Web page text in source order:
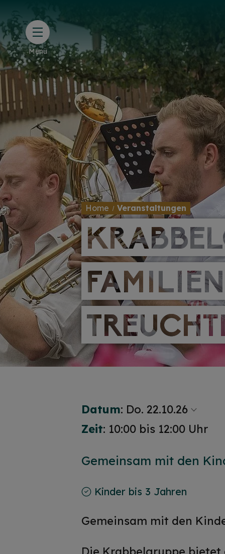
Menü
Home Veranstaltungen
Datum: Do. 22.10.26
Zeit: 10:00 bis 12:00 Uhr
Gemeinsam mit den
Kinder bis 3 Jahren
Gemeinsam mit den